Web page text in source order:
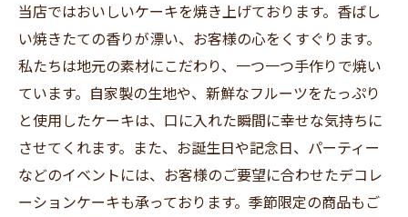
当店ではおいしいケーキを焼き上げております。香ばし
い焼きたての香りが漂い、お客様の心をくすぐります。
私たちは地元の素材にこだわり、一つ一つ手作りで焼い
ています。自家製の生地や、新鮮なフルーツをたっぷり
と使用したケーキは、口に入れた瞬間に幸せな気持ちに
させてくれます。また、お誕生日や記念日、パーティー
などのイベントには、お客様のご要望に合わせたデコレ
ーションケーキも承っております。季節限定の商品もご